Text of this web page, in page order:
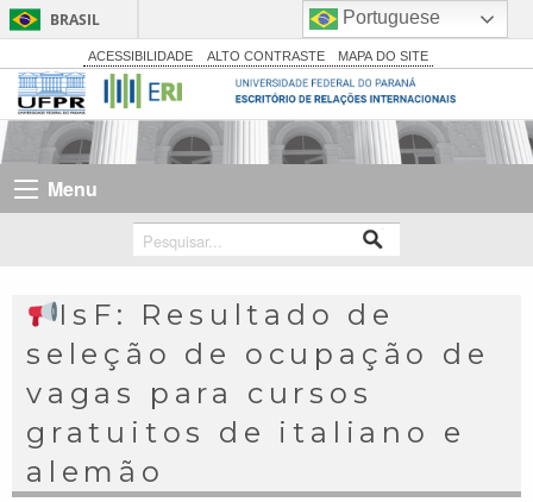
BRASIL
Simplifique!
Comunica BR
Participe
Legislação
Canais
ACESSIBILIDADE ALTO CONTRASTE MAPA DO SITE
Menu
IsF: Resultado de
seleção de ocupação de
vagas para cursos
gratuitos de italiano e
alemão
Portuguese